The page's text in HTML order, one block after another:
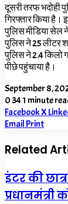
दूसरी तरफ भदोही
गिरफ्तार किया
पुलिस मीडिया सेल
पुलिस ने 25 लीटर
पुलिस ने 2.4 किलो
पीछे पहुंचाया है।
September 8,
0341 minute
FacebookX
Email Print
Related
इंटर की